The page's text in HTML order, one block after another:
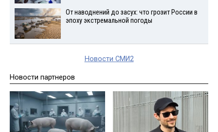
От наводнений до засух: что грозит России в
эпоху экстремальной погоды
Новости СМИ2
Новости партнеров